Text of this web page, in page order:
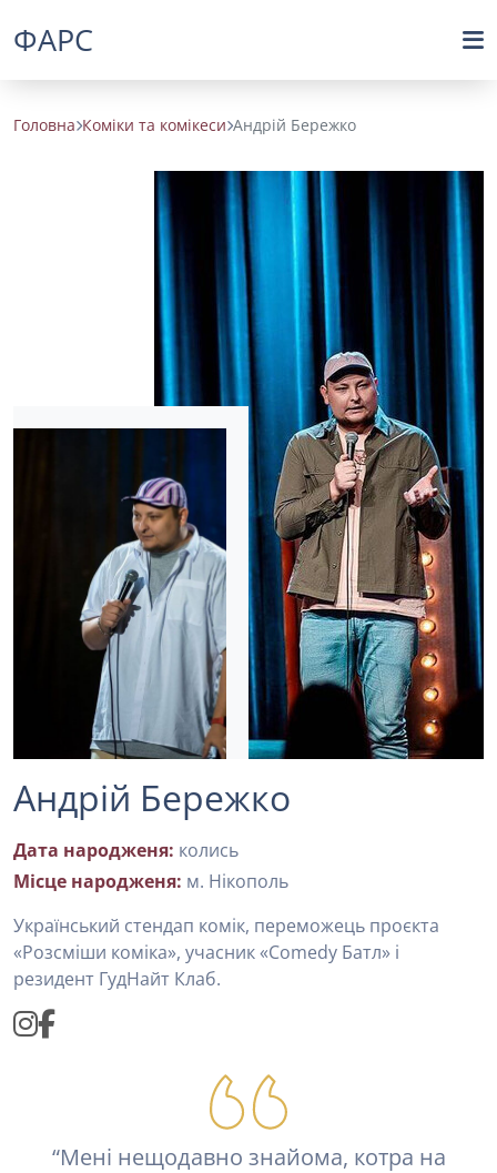
ФАРС
Головна Коміки та комікеси Андрій Бережко
Андрій Бережко
Дата народженя: колись
Місце народженя: м. Нікополь
Український стендап комік, переможець проєкта
«Розсміши коміка», учасник «Сomedy Батл» і
резидент ГудНайт Клаб.
“Мені нещодавно знайома, котра на